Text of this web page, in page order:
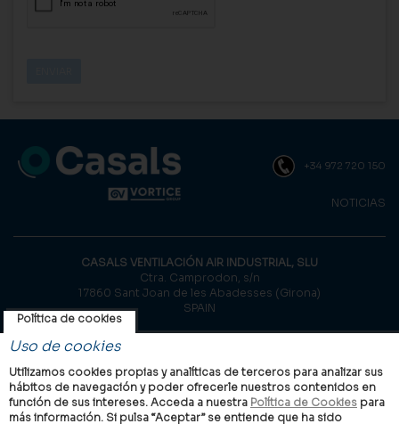
+34 972 720 150
NOTICIAS
CASALS VENTILACIÓN AIR INDUSTRIAL, SLU
Ctra. Camprodon, s/n
17860 Sant Joan de les Abadesses (Girona)
SPAIN
© Casals, 2026 | Aviso legal
Uso de cookies
Utilizamos cookies propias y analíticas de terceros para analizar sus
hábitos de navegación y poder ofrecerle nuestros contenidos en
función de sus intereses. Acceda a nuestra Política de Cookies para
más información. Si pulsa “Aceptar” se entiende que ha sido
Política de cookies